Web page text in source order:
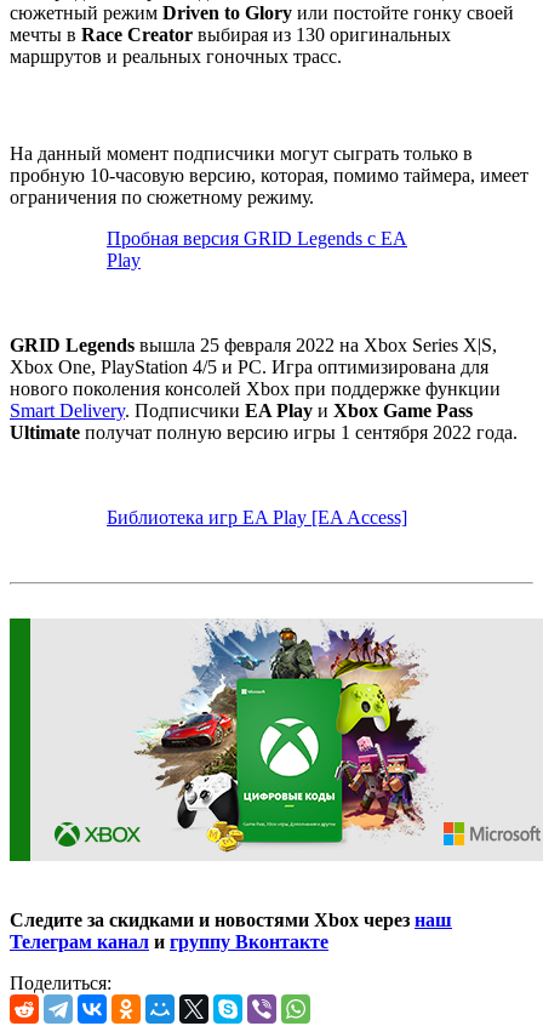
сюжетный режим Driven to Glory или постойте гонку своей
мечты в Race Creator выбирая из 130 оригинальных
маршрутов и реальных гоночных трасс.
На данный момент подписчики могут сыграть только в
пробную 10-часовую версию, которая, помимо таймера, имеет
ограничения по сюжетному режиму.
Пробная версия GRID Legends с EA
Play
GRID Legends вышла 25 февраля 2022 на Xbox Series X|S,
Xbox One, PlayStation 4/5 и PC. Игра оптимизирована для
нового поколения консолей Xbox при поддержке функции
Smart Delivery. Подписчики EA Play и Xbox Game Pass
Ultimate получат полную версию игры 1 сентября 2022 года.
Библиотека игр EA Play [EA Access]
Следите за скидками и новостями Xbox через наш
Телеграм канал и группу Вконтакте
Поделиться: